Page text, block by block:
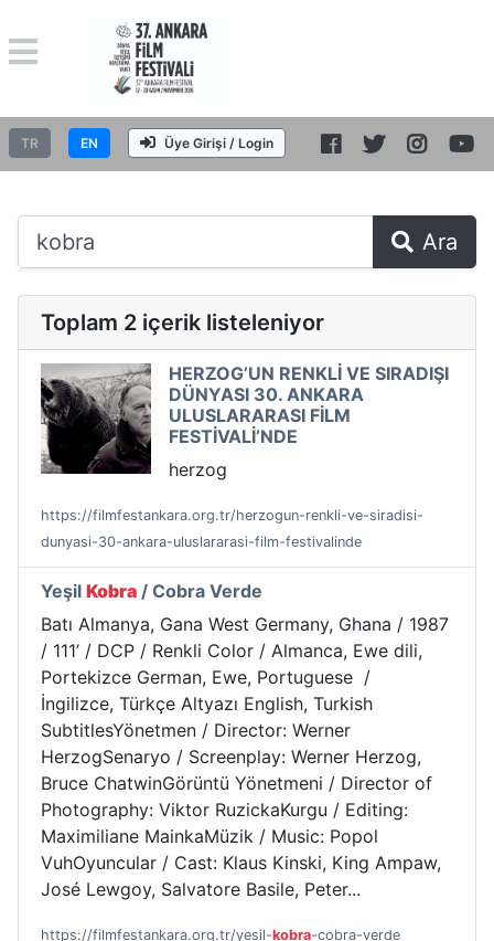
TR EN Üye Girişi / Login
Ara
Toplam 2 içerik listeleniyor
HERZOG’UN RENKLİ VE SIRADIŞI
DÜNYASI 30. ANKARA
ULUSLARARASI FİLM
FESTİVALİ’NDE
herzog
https://filmfestankara.org.tr/herzogun-renkli-ve-siradisi-
dunyasi-30-ankara-uluslararasi-film-festivalinde
Yeşil Kobra / Cobra Verde
Batı Almanya, Gana West Germany, Ghana / 1987
/ 111’ / DCP / Renkli Color / Almanca, Ewe dili,
Portekizce German, Ewe, Portuguese /
İngilizce, Türkçe Altyazı English, Turkish
SubtitlesYönetmen / Director: Werner
HerzogSenaryo / Screenplay: Werner Herzog,
Bruce ChatwinGörüntü Yönetmeni / Director of
Photography: Viktor RuzickaKurgu / Editing:
Maximiliane MainkaMüzik / Music: Popol
VuhOyuncular / Cast: Klaus Kinski, King Ampaw,
José Lewgoy, Salvatore Basile, Peter...
https://filmfestankara.org.tr/yesil-kobra-cobra-verde